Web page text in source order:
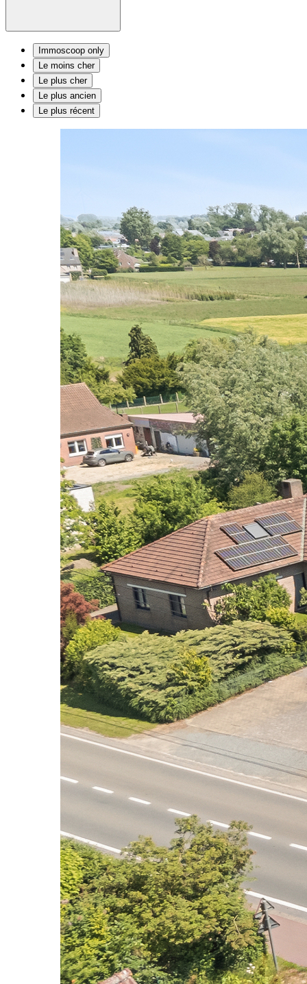
Immoscoop only
Le moins cher
Le plus cher
Le plus ancien
Le plus récent